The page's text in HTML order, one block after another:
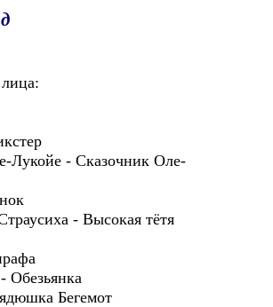
Лукойе - Сказочник Оле-
- Высокая тётя
Обезьянка
Бегемот